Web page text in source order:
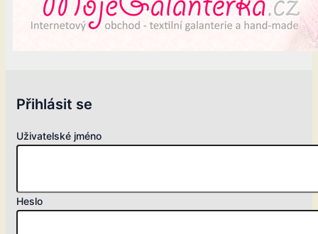
Přihlásit se
Uživatelské jméno
Heslo